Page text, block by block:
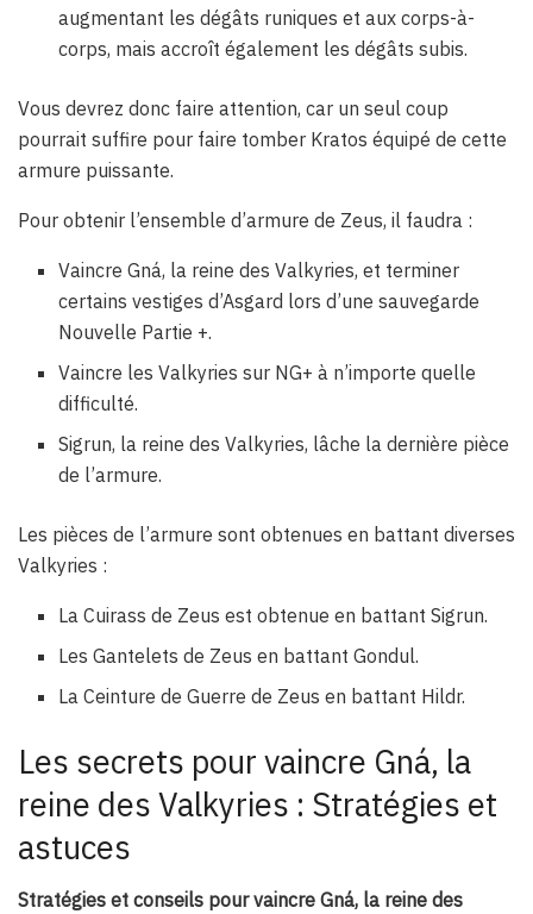
augmentant les dégâts runiques et aux corps-à-
corps, mais accroît également les dégâts subis.
Vous devrez donc faire attention, car un seul coup
pourrait suffire pour faire tomber Kratos équipé de cette
armure puissante.
Pour obtenir l’ensemble d’armure de Zeus, il faudra :
Vaincre Gná, la reine des Valkyries, et terminer
certains vestiges d’Asgard lors d’une sauvegarde
Nouvelle Partie +.
Vaincre les Valkyries sur NG+ à n’importe quelle
difficulté.
Sigrun, la reine des Valkyries, lâche la dernière pièce
de l’armure.
Les pièces de l’armure sont obtenues en battant diverses
Valkyries :
La Cuirass de Zeus est obtenue en battant Sigrun.
Les Gantelets de Zeus en battant Gondul.
La Ceinture de Guerre de Zeus en battant Hildr.
Les secrets pour vaincre Gná, la
reine des Valkyries : Stratégies et
astuces
Stratégies et conseils pour vaincre Gná, la reine des